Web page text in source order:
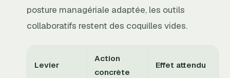
posture managériale adaptée, les outils
collaboratifs restent des coquilles vides.
Levier
Action
concrète
Effet attendu